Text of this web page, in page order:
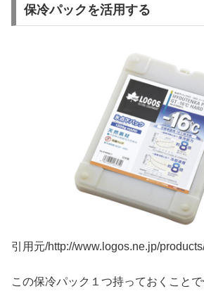
保冷パックを活用する
引用元/http://www.logos.ne.jp/
この保冷パック１つ持っておくこと